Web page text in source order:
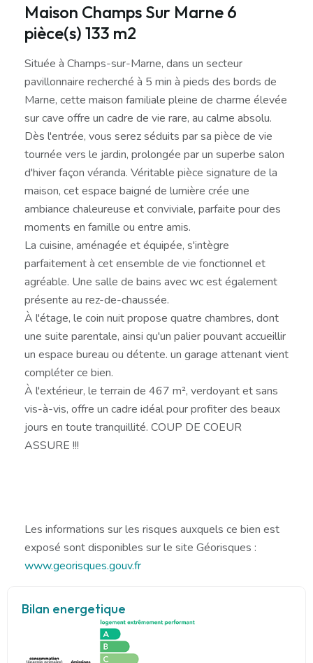
Maison Champs Sur Marne 6
pièce(s) 133 m2
Située à Champs-sur-Marne, dans un secteur
pavillonnaire recherché à 5 min à pieds des bords de
Marne, cette maison familiale pleine de charme élevée
sur cave offre un cadre de vie rare, au calme absolu.
Dès l'entrée, vous serez séduits par sa pièce de vie
tournée vers le jardin, prolongée par un superbe salon
d'hiver façon véranda. Véritable pièce signature de la
maison, cet espace baigné de lumière crée une
ambiance chaleureuse et conviviale, parfaite pour des
moments en famille ou entre amis.
La cuisine, aménagée et équipée, s'intègre
parfaitement à cet ensemble de vie fonctionnel et
agréable. Une salle de bains avec wc est également
présente au rez-de-chaussée.
À l'étage, le coin nuit propose quatre chambres, dont
une suite parentale, ainsi qu'un palier pouvant accueillir
un espace bureau ou détente. un garage attenant vient
compléter ce bien.
À l'extérieur, le terrain de 467 m², verdoyant et sans
vis-à-vis, offre un cadre idéal pour profiter des beaux
jours en toute tranquillité. COUP DE COEUR
ASSURE !!!
Les informations sur les risques auxquels ce bien est
exposé sont disponibles sur le site Géorisques :
www.georisques.gouv.fr
Bilan energetique